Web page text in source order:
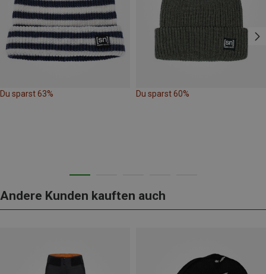
Du sparst 63% Du sparst 60%
Andere Kunden kauften auch